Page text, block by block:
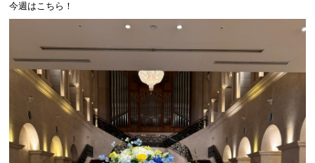
今週はこちら！